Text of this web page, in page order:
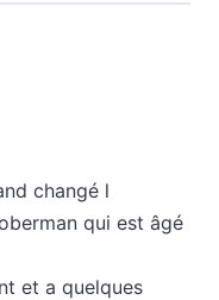
changé l
qui est âgé
et a quelques